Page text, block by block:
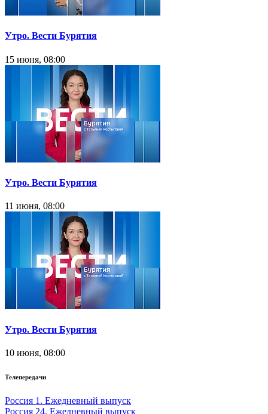
Утро. Вести Бурятия
15 июня, 08:00
Утро. Вести Бурятия
11 июня, 08:00
Утро. Вести Бурятия
10 июня, 08:00
Телепередачи
Россия 1. Ежедневный выпуск
Россия 24. Ежедневный выпуск